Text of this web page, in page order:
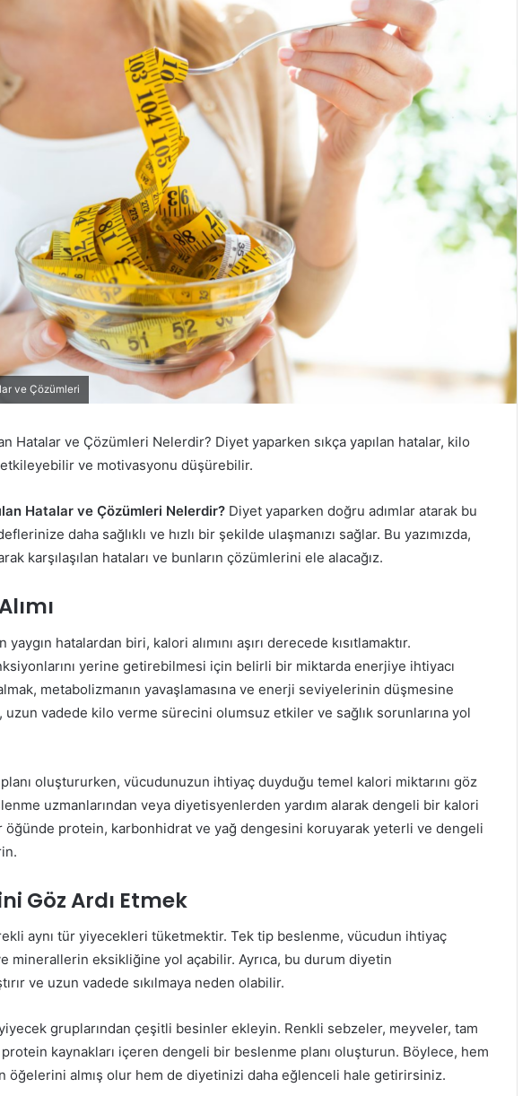
ve Çözümleri
Hatalar ve Çözümleri Nelerdir? Diyet yaparken sıkça yapılan hatalar, kilo
ve motivasyonu düşürebilir.
Hatalar ve Çözümleri Nelerdir? Diyet yaparken doğru adımlar atarak bu
daha sağlıklı ve hızlı bir şekilde ulaşmanızı sağlar. Bu yazımızda,
karşılaşılan hataları ve bunların çözümlerini ele alacağız.
hatalardan biri, kalori alımını aşırı derecede kısıtlamaktır.
yerine getirebilmesi için belirli bir miktarda enerjiye ihtiyacı
metabolizmanın yavaşlamasına ve enerji seviyelerinin düşmesine
vadede kilo verme sürecini olumsuz etkiler ve sağlık sorunlarına yol
planı oluştururken, vücudunuzun ihtiyaç duyduğu temel kalori miktarını göz
uzmanlarından veya diyetisyenlerden yardım alarak dengeli bir kalori
öğünde protein, karbonhidrat ve yağ dengesini koruyarak yeterli ve dengeli
Göz Ardı Etmek
aynı tür yiyecekleri tüketmektir. Tek tip beslenme, vücudun ihtiyaç
minerallerin eksikliğine yol açabilir. Ayrıca, bu durum diyetin
ve uzun vadede sıkılmaya neden olabilir.
gruplarından çeşitli besinler ekleyin. Renkli sebzeler, meyveler, tam
protein kaynakları içeren dengeli bir beslenme planı oluşturun. Böylece, hem
öğelerini almış olur hem de diyetinizi daha eğlenceli hale getirirsiniz.